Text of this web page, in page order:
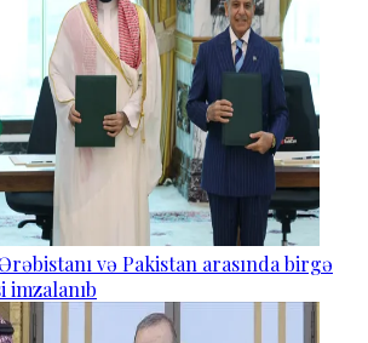
və Pakistan arasında birgə
imzalanıb